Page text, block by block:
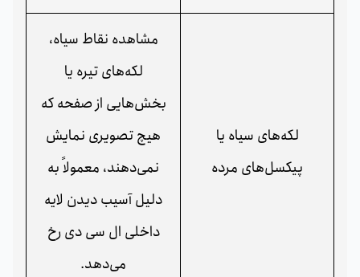
لکه‌های سیاه یا
پیکسل‌های مرده
مشاهده نقاط سیاه،
لکه‌های تیره یا
بخش‌هایی از صفحه که
هیچ تصویری نمایش
نمی‌دهند، معمولاً به
دلیل آسیب دیدن لایه
داخلی ال سی دی رخ
می‌دهد.